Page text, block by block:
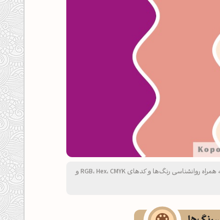
پالت رنگ بنفش تمشکی، صورتی هلویی، ارغوانی سیر و بژ به همراه روانشناسی رنگ‌ها و کدهای RGB، Hex، CMYK و